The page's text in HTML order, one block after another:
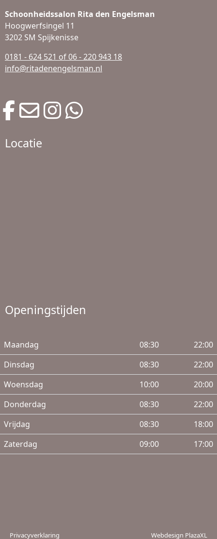
Schoonheidssalon Rita den Engelsman
Hoogwerfsingel 11
3202 SM Spijkenisse
0181 - 624 521 of 06 - 220 943 18
info@ritadenengelsman.nl
Locatie
Openingstijden
Maandag 08:30
22:00
Dinsdag
08:30
22:00
Woensdag
10:00
20:00
Donderdag
08:30
22:00
Vrijdag
08:30
18:00
Zaterdag
09:00 17:00
Privacyverklaring Webdesign PlazaXL